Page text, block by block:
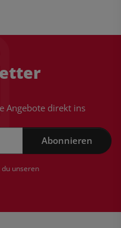
Angebote direkt ins
Abonnieren
unseren